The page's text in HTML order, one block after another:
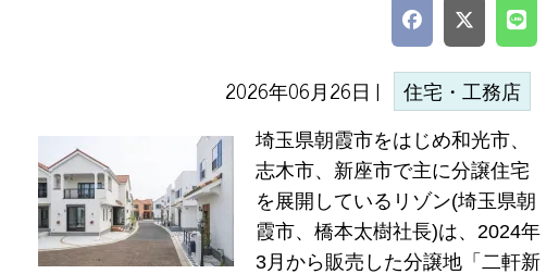
2026年06月26日 | 住宅・工務店
埼玉県朝霞市をはじめ和光市、
志木市、新座市で主に分譲住宅
を展開しているリゾン(埼玉県朝
霞市、橋本太樹社長)は、2024年
3月から販売した分譲地「二軒新